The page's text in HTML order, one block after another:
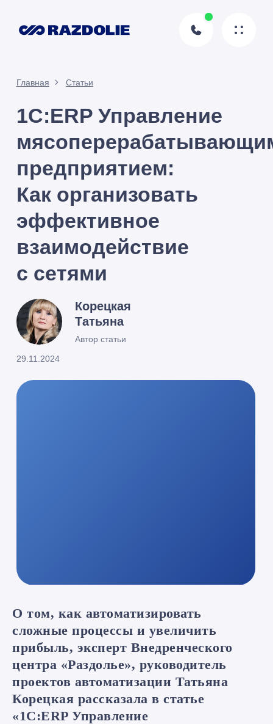
1С:ERP Управление
предприятием:
Как организовать
эффективное
взаимодействие
с сетями
29.11.2024
Корецкая
Татьяна
Автор статьи
О том, как автоматизировать
сложные процессы и увеличить
прибыль, эксперт Внедренческого
центра «Раздолье», руководитель
проектов автоматизации Татьяна
Корецкая рассказала в статье
«1С:ERP Управление